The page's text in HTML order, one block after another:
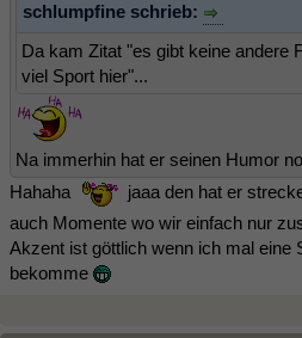
schlumpfine schrieb:
Da kam Zitat "es gibt keine andere
viel Sport hier"...
Na immerhin hat er seinen Humor
Hahaha
jaaa den hat er
auch Momente wo wir einfach nur
Akzent ist göttlich wenn ich mal eine
bekomme